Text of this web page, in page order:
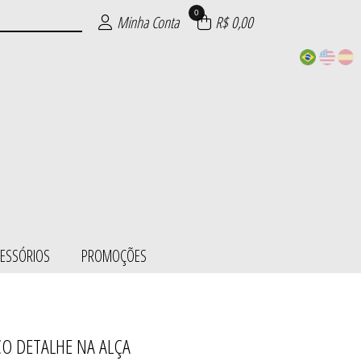
Minha Conta 0 R$ 0,00
BODY
PROMOÇÕES
DETALHE NA ALÇA